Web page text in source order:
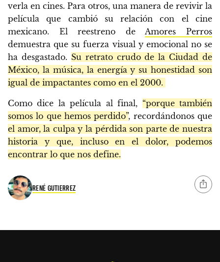
verla en cines. Para otros, una manera de revivir la
película que cambió su relación con el cine
mexicano. El reestreno de Amores Perros
demuestra que su fuerza visual y emocional no se
ha desgastado. Su retrato crudo de la Ciudad de
México, la música, la energía y su honestidad son
igual de impactantes como en el 2000.
Como dice la película al final, “porque también
somos lo que hemos perdido”, recordándonos que
el amor, la culpa y la pérdida son parte de nuestra
historia y que, incluso en el dolor, podemos
encontrar lo que nos define.
RENÉ GUTIERREZ